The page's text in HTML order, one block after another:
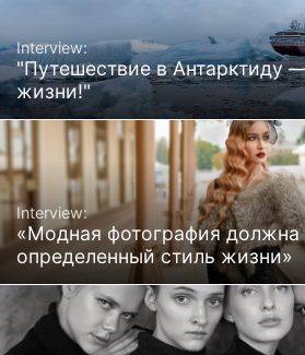
Interview:
"Путешествие в Антарктиду
жизни!"
Interview:
«Модная фотография должна
определенный стиль жизни»